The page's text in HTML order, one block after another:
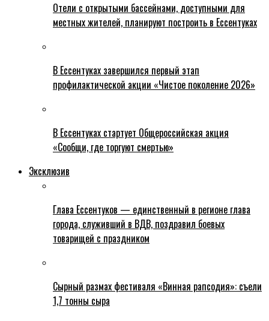
Отели с открытыми бассейнами, доступными для
местных жителей, планируют построить в Ессентуках
В Ессентуках завершился первый этап
профилактической акции «Чистое поколение 2026»
В Ессентуках стартует Общероссийская акция
«Сообщи, где торгуют смертью»
Эксклюзив
Глава Ессентуков — единственный в регионе глава
города, служивший в ВДВ, поздравил боевых
товарищей с праздником
Сырный размах фестиваля «Винная рапсодия»: съели
1,7 тонны сыра